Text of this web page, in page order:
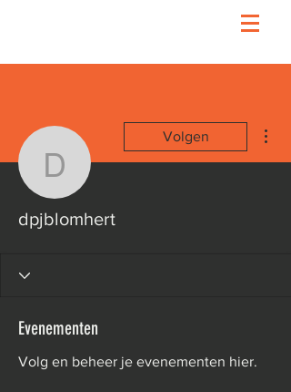
dpjblomhert
Volgen
dpjblomhert
Evenementen
Volg en beheer je evenementen hier.